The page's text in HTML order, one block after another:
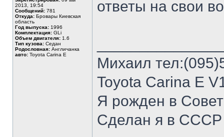
2013, 19:54
Сообщений: 781
Откуда: Бровары Киевская
область
Год выпуска: 1996
Комплектация: GLi
Объем двигателя: 1.6
Тип кузова: Седан
Родословная: Англичанка
авто: Toyota Carina E
ответы на свои
Михаил
Toyota Carina E
Я рожден в
Сделан я в СССР